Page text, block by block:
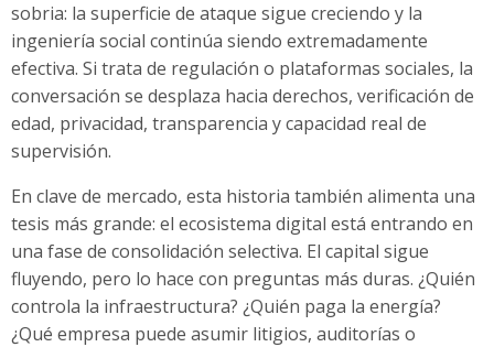
sobria: la superficie de ataque sigue creciendo y la
ingeniería social continúa siendo extremadamente
efectiva. Si trata de regulación o plataformas sociales, la
conversación se desplaza hacia derechos, verificación de
edad, privacidad, transparencia y capacidad real de
supervisión.
En clave de mercado, esta historia también alimenta una
tesis más grande: el ecosistema digital está entrando en
una fase de consolidación selectiva. El capital sigue
fluyendo, pero lo hace con preguntas más duras. ¿Quién
controla la infraestructura? ¿Quién paga la energía?
¿Qué empresa puede asumir litigios, auditorías o